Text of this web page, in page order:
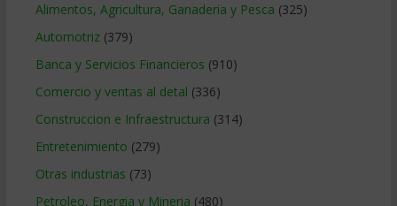
Alimentos, Agricultura, Ganaderia y Pesca (325)
Automotriz(379)
Banca y Servicios Financieros (910)
Comercio y ventas al detal (336)
Construccion e Infraestructura (314)
Entretenimiento (279)
Otras industrias (73)
Petroleo, Energia y Mineria (480)